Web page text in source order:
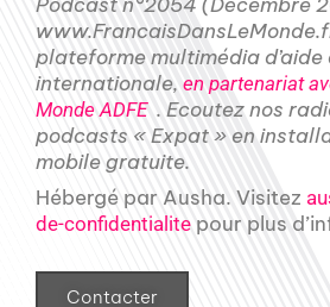
plateforme multimédia
internationale, en partenariat
Monde ADFE. Ecoutez nos
podcasts « Expat » en
mobile gratuite.
Hébergé par Ausha. Visitez
de-confidentialite pour plus
Contacter